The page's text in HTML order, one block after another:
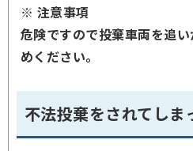
※ 注意事項
危険ですので投棄車両を追
めください。
不法投棄をされてしま